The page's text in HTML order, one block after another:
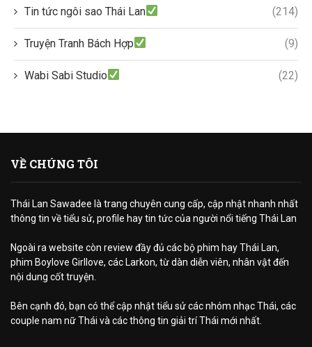
Tin tức ngôi sao Thái Lan (214)
Truyện Tranh Bách Hợp (9)
Wabi Sabi Studio (22)
VỀ CHÚNG TÔI
Thái Lan Sawadee là trang chuyên cung cấp, cập nhật nhanh nhất
thông tin về tiểu sử, profile hay tin tức của người nổi tiếng Thái Lan
Ngoài ra website còn review đầy đủ các bộ phim hay Thái Lan,
phim Boylove Girllove, các Larkon, từ dàn diễn viên, nhân vật đến
nội dung cốt truyện.
Bên cạnh đó, bạn có thể cập nhật tiểu sử các nhóm nhạc Thái, các
couple nam nữ Thái và các thông tin giải trí Thái mới nhất.